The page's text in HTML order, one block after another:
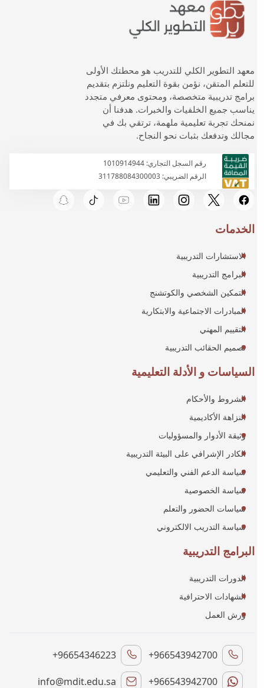
معهد التطوير الكلي للتدريب هو محطتك الأولى
للتعلم المتقن، نؤمن بقوة التعليم ونلتزم بتقديم
برامج تدريبية متخصصة، ومحتوى معرفي متجدد
يناسب جميع الخلفيات والخبرات. هدفنا أن
نمنحك تجربة تعليمية ملهمة، ترتقي بك في
مجالك وتدفعك بثبات نحو النجاح.
رقم السجل التجاري: 1010914944
الرقم الضريبي: 311788084300003
الخدمات
الاستشارات التدريبية
البرامج التدريبية
التمكين الشخصي والكوتشنج
المبادرات الاجتماعية والابتكارية
التقييم المهني
تصميم الحقائب التدريبية
السياسات و الأدلة التعليمية
الشروط والأحكام
النزاهة الأكاديمية
وثيقة الأدوار والمسؤوليات
الكادر الإشرافي على البيئة التدريبية
سياسة الدعم الفني والتعليمي
سياسة الخصوصية
سياسات الحضور والتعلم
سياسة التدريب الالكتروني
البرامج التدريبية
الدورات التدريبية
الشهادات الاحترافية
ورش العمل
+966543942700
+96654346223
+966543942700
info@mdit.edu.sa